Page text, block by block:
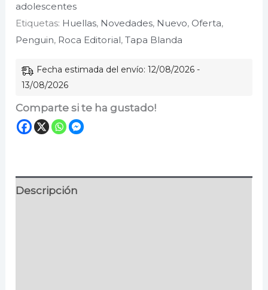
1:
Historias
Pizzaplex
cantidad
adolescentes
Etiquetas: Huellas, Novedades, Nuevo, Oferta,
Penguin, Roca Editorial,Tapa Blanda
Fecha estimada del envío: 12/08/2026 -
13/08/2026
Comparte si te ha gustado!
Descripción